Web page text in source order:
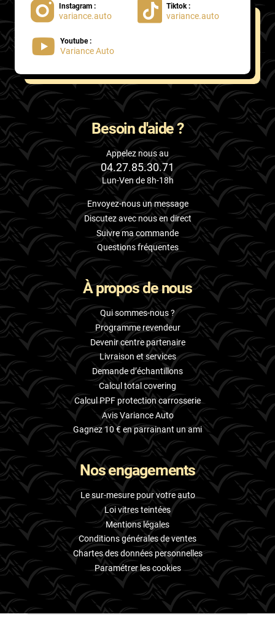
Proton
Renault
Rolls
Rover
Saab
Santana
Saturn
Scania
Scion
Seat
Skoda
Smart
Ssangyong
Subaru
Suzuki
Tata
Tesla
Toyota
Volkswagen
Volvo
Xpeng
Instagram :
variance.auto
Tiktok :
variance.auto
Youtube :
Variance Auto
Besoin d'aide ?
Appelez nous au
04.27.85.30.71
Lun-Ven de 8h-18h
Envoyez-nous un message
Discutez avec nous en direct
Suivre ma commande
Questions fréquentes
À propos de nous
Qui sommes-nous ?
Programme revendeur
Devenir centre partenaire
Livraison et services
Demande d’échantillons
Calcul total covering
Calcul PPF protection carrosserie
Avis Variance Auto
Gagnez 10 € en parrainant un ami
Nos engagements
Le sur-mesure pour votre auto
Loi vitres teintées
Mentions légales
Conditions générales de ventes
Chartes des données personnelles
Paramétrer les cookies